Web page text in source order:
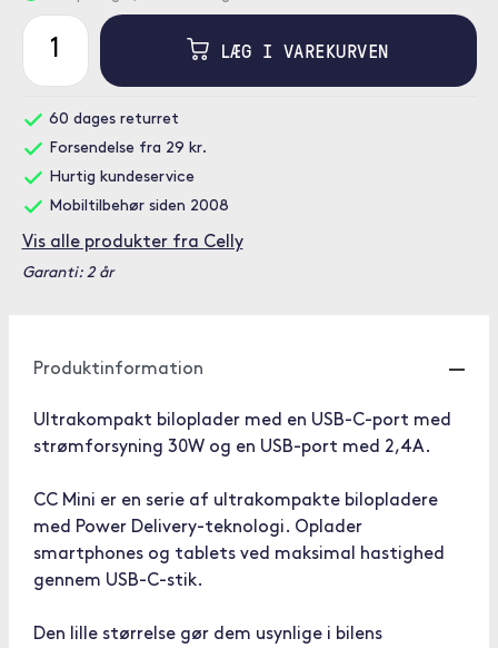
LÆG I VAREKURVEN
60 dages returret
Forsendelse fra 29 kr.
Hurtig kundeservice
Mobiltilbehør siden 2008
Vis alle produkter fra Celly
Garanti: 2 år
Produktinformation
Ultrakompakt biloplader med en USB-C-port med
strømforsyning 30W og en USB-port med 2,4A.
CC Mini er en serie af ultrakompakte bilopladere
med Power Delivery-teknologi. Oplader
smartphones og tablets ved maksimal hastighed
gennem USB-C-stik.
Den lille størrelse gør dem usynlige i bilens